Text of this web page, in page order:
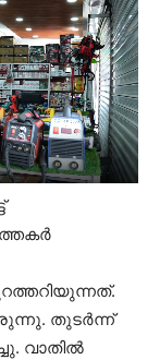
തുടര്‍ന്ന്
വാതില്‍